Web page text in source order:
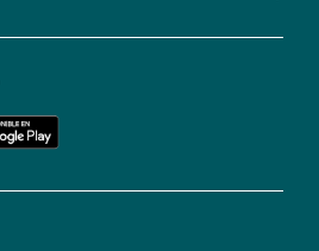
de
en
cualquier
Para